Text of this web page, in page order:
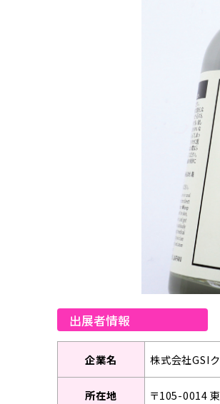
出展者情報
企業名 株式会社GSI
所在地 〒105-0014